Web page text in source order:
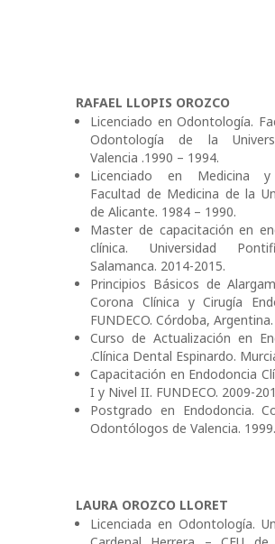
RAFAEL LLOPIS OROZCO
Licenciado en Odontología.
Odontología de la
Valencia .1990 – 1994.
Licenciado en Medicina y
Facultad de Medicina de la
de Alicante. 1984 – 1990.
Master de capacitación en
clínica. Universidad
Salamanca. 2014-2015.
Principios Básicos de
Corona Clínica y Cirugía
FUNDECO. Córdoba,
Curso de Actualización en
.Clínica Dental Espinardo.
Capacitación en Endodoncia
I y Nivel II. FUNDECO. 2009-
Postgrado en Endodoncia.
Odontólogos de Valencia. 1999.
LAURA OROZCO LLORET
Licenciada en Odontología.